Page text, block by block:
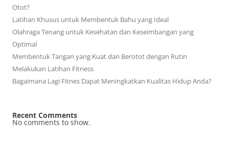
Otot?
Latihan Khusus untuk Membentuk Bahu yang Ideal
Olahraga Tenang untuk Kesehatan dan Keseimbangan yang
Optimal
Membentuk Tangan yang Kuat dan Berotot dengan Rutin
Melakukan Latihan Fitness
Bagaimana Lagi Fitnes Dapat Meningkatkan Kualitas Hidup Anda?
Recent Comments
No comments to show.